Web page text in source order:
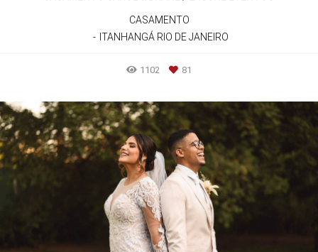
CASAMENTO
ITANHANGÁ RIO DE JANEIRO
1102 81